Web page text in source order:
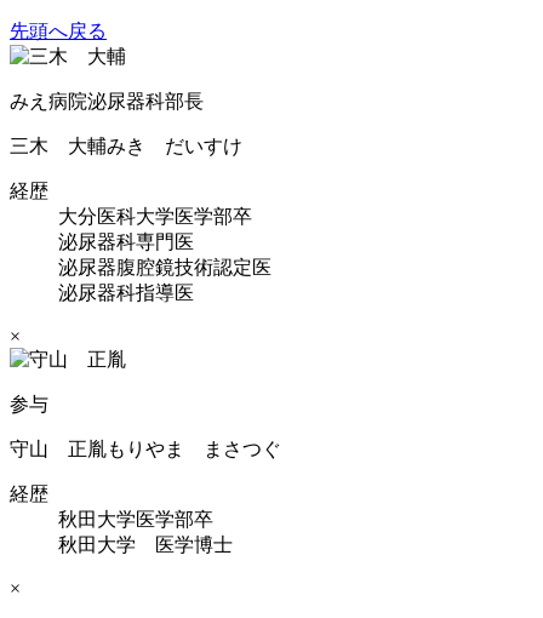
先頭へ戻る
みえ病院泌尿器科部長
三木 大輔みき だいすけ
経歴
大分医科大学医学部卒
泌尿器科専門医
泌尿器腹腔鏡技術認定医
泌尿器科指導医
×
参与
守山 正胤もりやま まさつぐ
経歴
秋田大学医学部卒
秋田大学 医学博士
×